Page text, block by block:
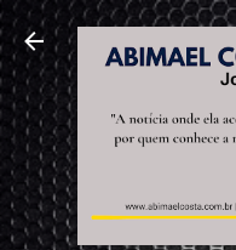
Pular para